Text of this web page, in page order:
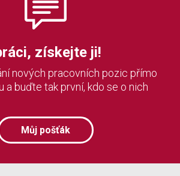
získejte ji!
nových pracovních pozic přímo
a buďte tak první, kdo se o nich
Můj pošťák